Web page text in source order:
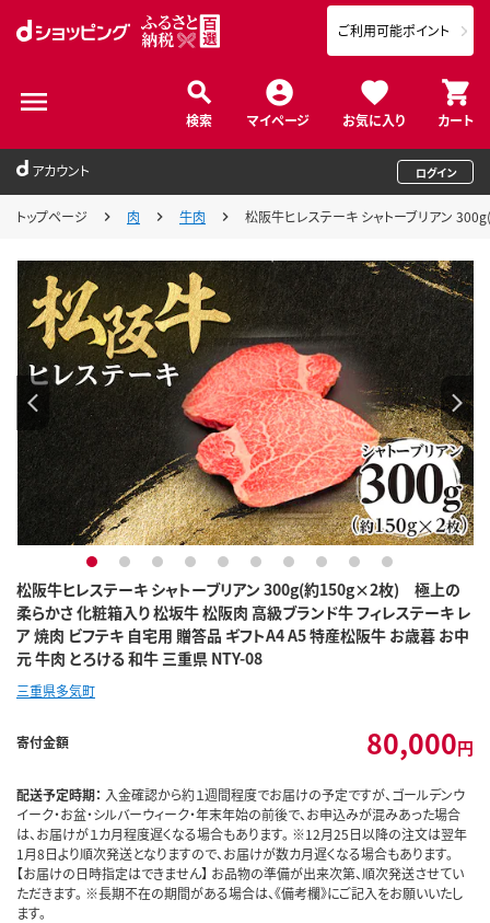
検索 マイページ お気に入り カート
ご利用可能ポイント
アカウント ログイン
トップページ 肉 牛肉 松阪牛ヒレステーキ シャトーブリアン
松阪牛ヒレステーキ シャトーブリアン 300g(約150g×2枚) 極上の
柔らかさ 化粧箱入り 松坂牛 松阪肉 高級ブランド牛 フィレステーキ レ
ア 焼肉 ビフテキ 自宅用 贈答品 ギフトA4 A5 特産松阪牛 お歳暮 お中
元 牛肉 とろける 和牛 三重県 NTY-08
1 2 3 4 5 6 7 8 9 10
三重県多気町
寄付金額 80,000円
配送予定時期： 入金確認から約１週間程度でお届けの予定ですが、ゴールデンウ
イーク・お盆・シルバーウィーク・年末年始の前後で、お申込みが混みあった場合
は、お届けが１カ月程度遅くなる場合もあります。 ※12月25日以降の注文は翌年
1月8日より順次発送となりますので、お届けが数カ月遅くなる場合もあります。
【お届けの日時指定はできません】 お品物の準備が出来次第、順次発送させてい
ただきます。 ※長期不在の期間がある場合は、《備考欄》にご記入をお願いいたし
ます。